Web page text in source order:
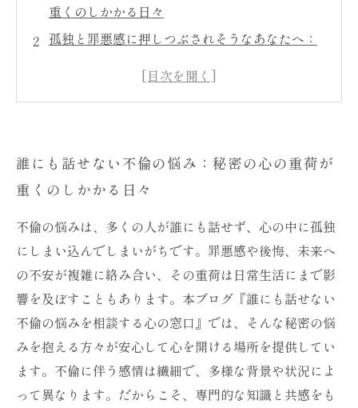
重くのしかかる日々
孤独と罪悪感に押しつぶされそうなあなたへ：
を整理し新しい自分へ踏み出す
もう一人じゃない、不倫相談の心の窓口があな
不倫の悩みを抱えたまま生きるリスクとその解
決策
心の負担を軽くして、新たな一歩を踏み出すた
めの最初の相談窓口の選び方
誰にも話せない不倫の悩み：秘密の心の重荷が
重くのしかかる日々
不倫の悩みは、多くの人が誰にも話せず、心の中に孤独
にしまい込んでしまいがちです。罪悪感や後悔、未来へ
の不安が複雑に絡み合い、その重荷は日常生活にまで影
響を及ぼすこともあります。本ブログ『誰にも話せない
不倫の悩みを相談する心の窓口』では、そんな秘密の悩
みを抱える方々が安心して心を開ける場所を提供してい
ます。不倫に伴う感情は繊細で、多様な背景や状況によ
って異なります。だからこそ、専門的な知識と共感をも